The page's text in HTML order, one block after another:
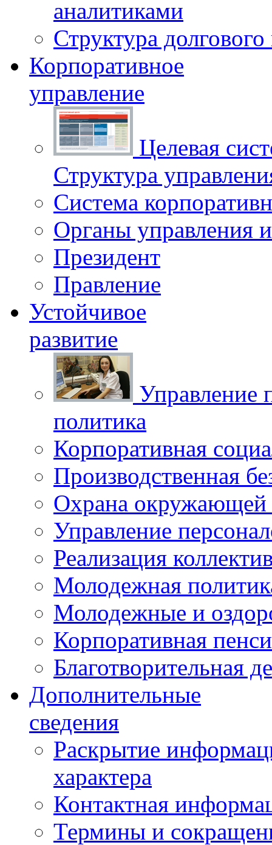
аналитиками
Структура
Корпоративное
управление
Целевая
Структура
Система
Органы управления
Президент
Правление
Устойчивое
развитие
Управление
политика
Корпоративная
Производственная
Охрана окружающей
Управление
Реализация
Молодежная
Молодежные и
Корпоративная
Благотворительная
Дополнительные
сведения
Раскрытие
характера
Контактная
Термины и